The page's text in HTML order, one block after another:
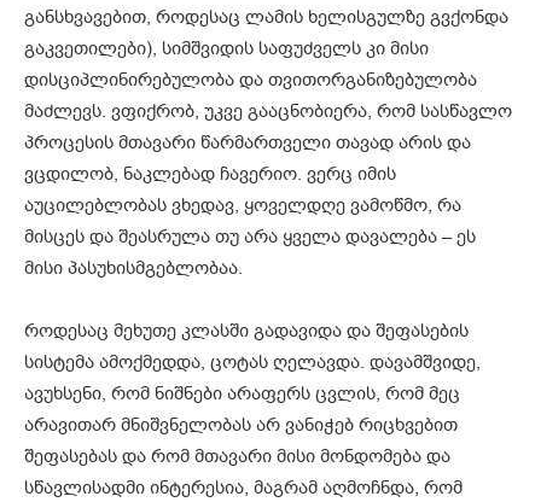
განსხვავებით, როდესაც ლამის ხელისგულზე გვქონდა
გაკვეთილები), სიმშვიდის საფუძველს კი მისი
დისციპლინირებულობა და თვითორგანიზებულობა
მაძლევს. ვფიქრობ, უკვე გააცნობიერა, რომ სასწავლო
პროცესის მთავარი წარმართველი თავად არის და
ვცდილობ, ნაკლებად ჩავერიო. ვერც იმის
აუცილებლობას ვხედავ, ყოველდღე ვამოწმო, რა
მისცეს და შეასრულა თუ არა ყველა დავალება – ეს
მისი პასუხისმგებლობაა.
როდესაც მეხუთე კლასში გადავიდა და შეფასების
სისტემა ამოქმედდა, ცოტას ღელავდა. დავამშვიდე,
ავუხსენი, რომ ნიშნები არაფერს ცვლის, რომ მეც
არავითარ მნიშვნელობას არ ვანიჭებ რიცხვებით
შეფასებას და რომ მთავარი მისი მონდომება და
სწავლისადმი ინტერესია, მაგრამ აღმოჩნდა, რომ